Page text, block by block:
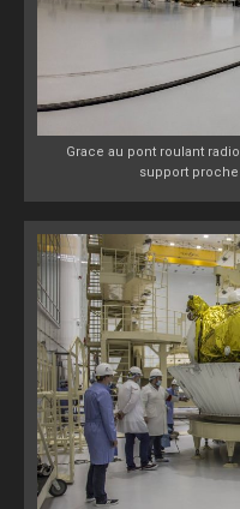
Grace au pont roulant
support